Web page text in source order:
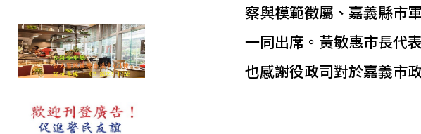
察與模範徵屬、嘉義縣市
一同出席。黃敏惠市長代
也感謝役政司對於嘉義市